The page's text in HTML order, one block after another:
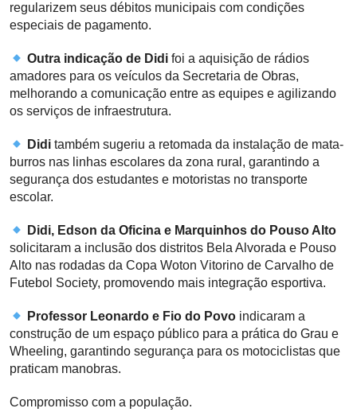
regularizem seus débitos municipais com condições
especiais de pagamento.
Outra indicação de Didi foi a aquisição de rádios
amadores para os veículos da Secretaria de Obras,
melhorando a comunicação entre as equipes e agilizando
os serviços de infraestrutura.
Didi também sugeriu a retomada da instalação de mata-
burros nas linhas escolares da zona rural, garantindo a
segurança dos estudantes e motoristas no transporte
escolar.
Didi, Edson da Oficina e Marquinhos do Pouso Alto
solicitaram a inclusão dos distritos Bela Alvorada e Pouso
Alto nas rodadas da Copa Woton Vitorino de Carvalho de
Futebol Society, promovendo mais integração esportiva.
Professor Leonardo e Fio do Povo indicaram a
construção de um espaço público para a prática do Grau e
Wheeling, garantindo segurança para os motociclistas que
praticam manobras.
Compromisso com a população.